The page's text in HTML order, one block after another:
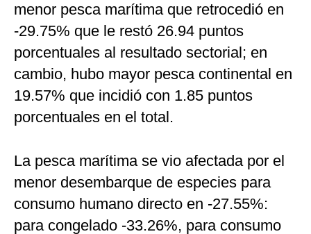
menor pesca marítima que retrocedió en
-29.75% que le restó 26.94 puntos
porcentuales al resultado sectorial; en
cambio, hubo mayor pesca continental en
19.57% que incidió con 1.85 puntos
porcentuales en el total.
La pesca marítima se vio afectada por el
menor desembarque de especies para
consumo humano directo en -27.55%:
para congelado -33.26%, para consumo